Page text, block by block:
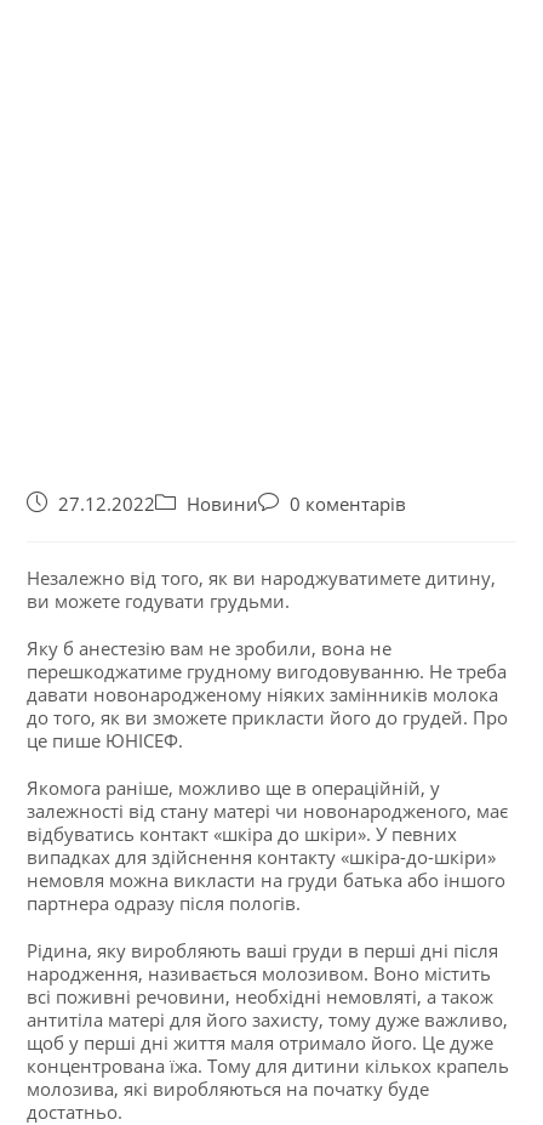
27.12.2022 Новини 0 коментарів
Незалежно від того, як ви народжуватимете дитину,
ви можете годувати грудьми.
Яку б анестезію вам не зробили, вона не
перешкоджатиме грудному вигодовуванню. Не треба
давати новонародженому ніяких замінників молока
до того, як ви зможете прикласти його до грудей. Про
це пише ЮНІСЕФ.
Якомога раніше, можливо ще в операційній, у
залежності від стану матері чи новонародженого, має
відбуватись контакт «шкіра до шкіри». У певних
випадках для здійснення контакту «шкіра-до-шкіри»
немовля можна викласти на груди батька або іншого
партнера одразу після пологів.
Рідина, яку виробляють ваші груди в перші дні після
народження, називається молозивом. Воно містить
всі поживні речовини, необхідні немовляті, а також
антитіла матері для його захисту, тому дуже важливо,
щоб у перші дні життя маля отримало його. Це дуже
концентрована їжа. Тому для дитини кількох крапель
молозива, які виробляються на початку буде
достатньо.